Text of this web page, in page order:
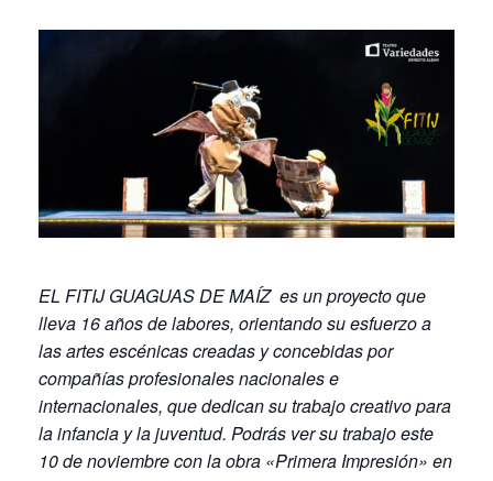
EL FITIJ GUAGUAS DE MAÍZ es un proyecto que
lleva 16 años de labores, orientando su esfuerzo a
las artes escénicas creadas y concebidas por
compañías profesionales nacionales e
internacionales, que dedican su trabajo creativo para
la infancia y la juventud. Podrás ver su trabajo este
10 de noviembre con la obra «Primera Impresión» en